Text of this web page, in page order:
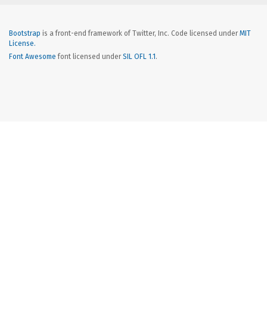
Bootstrap is a front-end framework of Twitter, Inc. Code licensed underMIT
License.
Font Awesome font licensed underSIL OFL 1.1 .